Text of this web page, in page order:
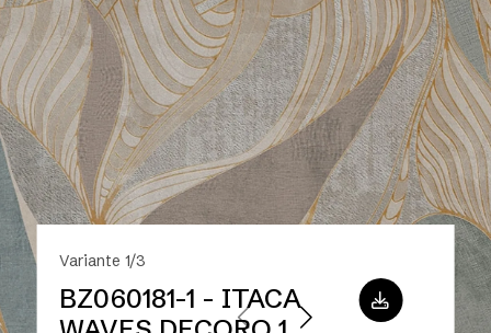
Variante 1/3
BZ060181-1 - ITACA